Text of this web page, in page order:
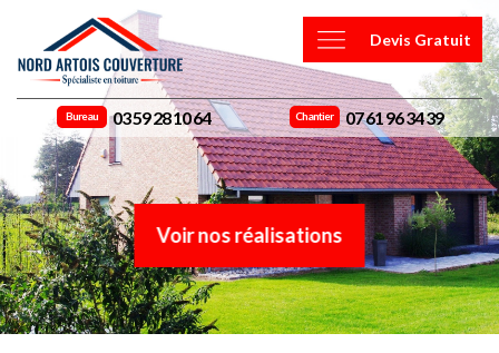
Devis Gratuit
Bureau 03 59 28 10 64 Chantier 07 61 96 34 39
Voir nos réalisations